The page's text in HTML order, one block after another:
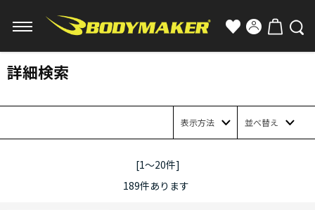
詳細検索
表示方法 並べ替え
[1～20件]
189件あります